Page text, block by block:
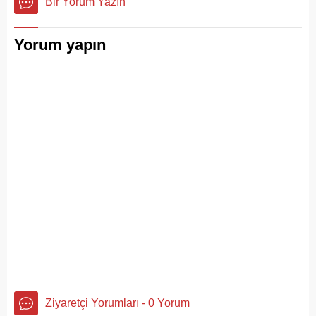
Yorum yapın
Ziyaretçi Yorumları - 0 Yorum